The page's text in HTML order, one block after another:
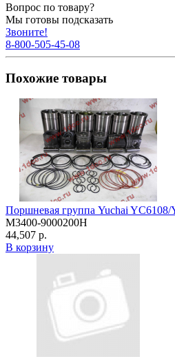
Вопрос по товару?
Мы готовы подсказать
Звоните!
8-800-505-45-08
Похожие товары
Поршневая группа Yuchai
M3400-9000200H
44,507 р.
В корзину